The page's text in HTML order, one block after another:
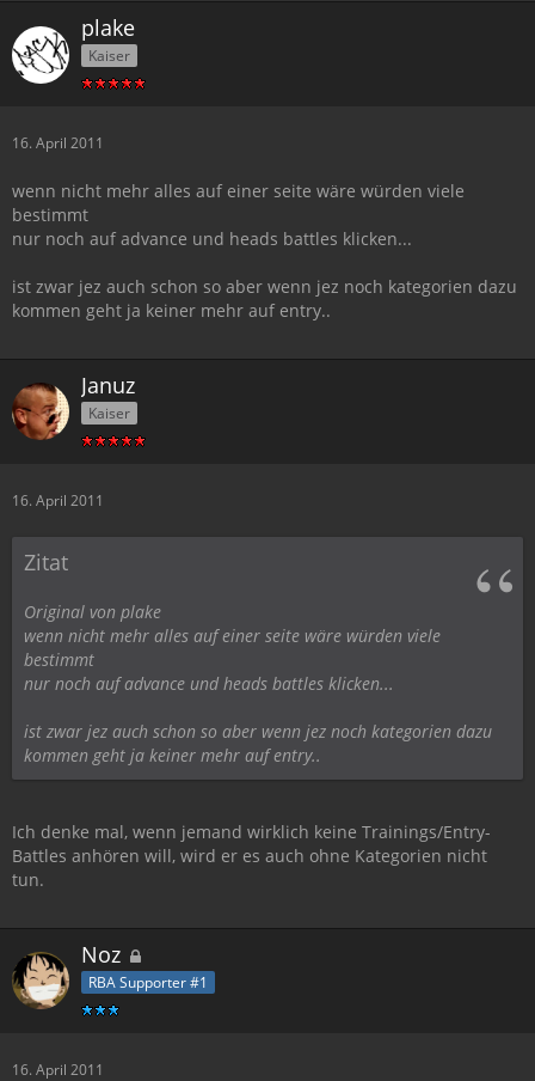
plake
Kaiser
16. April 2011
wenn nicht mehr alles auf einer seite wäre würden viele
bestimmt
nur noch auf advance und heads battles klicken...
ist zwar jez auch schon so aber wenn jez noch kategorien dazu
kommen geht ja keiner mehr auf entry..
Januz
Kaiser
16. April 2011
Zitat
Original von plake
wenn nicht mehr alles auf einer seite wäre würden viele
bestimmt
nur noch auf advance und heads battles klicken...
ist zwar jez auch schon so aber wenn jez noch kategorien dazu
kommen geht ja keiner mehr auf entry..
Ich denke mal, wenn jemand wirklich keine Trainings/Entry-
Battles anhören will, wird er es auch ohne Kategorien nicht
tun.
Noz
RBA Supporter #1
16. April 2011